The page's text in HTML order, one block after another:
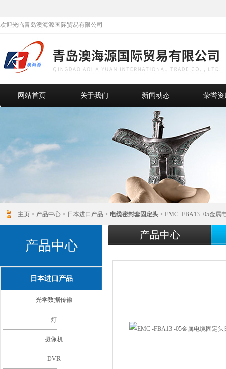
欢迎光临青岛澳海源国际贸易有限公司
网站首页 关于我们 新闻动态 荣誉资
主页 > 产品中心 > 日本进口产品 > 电缆密封套固定头 > EMC -FBA13 -05金属
产品中心
日本进口产品
光学数据传输
灯
摄像机
DVR
产品中心